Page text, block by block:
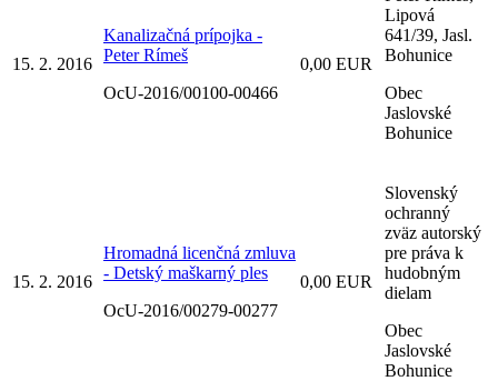
15. 2. 2016
Kanalizačná prípojka -
Peter Rímeš
OcU-2016/00100-00466
0,00 EUR
Lipová
641/39, Jasl.
Bohunice
Obec
Jaslovské
Bohunice
15. 2. 2016
Hromadná licenčná zmluva
- Detský maškarný ples
OcU-2016/00279-00277
0,00 EUR
Slovenský
ochranný
zväz autorský
pre práva k
hudobným
dielam
Obec
Jaslovské
Bohunice